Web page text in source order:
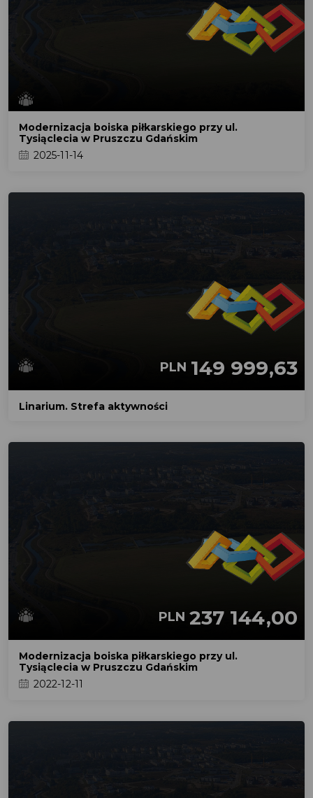
Modernizacja boiska piłkarskiego przy ul.
Tysiąclecia w Pruszczu Gdańskim
2025-11-14
PLN 149 999,63
Linarium. Strefa aktywności
PLN 237 144,00
Modernizacja boiska piłkarskiego przy ul.
Tysiąclecia w Pruszczu Gdańskim
2022-12-11